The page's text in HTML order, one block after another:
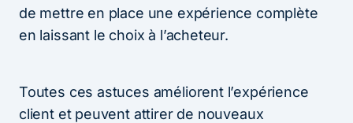
de mettre en place une expérience complète
en laissant le choix à l’acheteur.
Toutes ces astuces améliorent l’expérience
client et peuvent attirer de nouveaux